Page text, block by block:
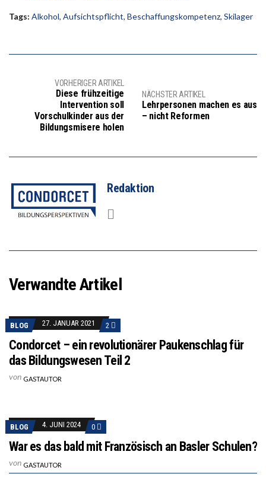
Tags: Alkohol, Aufsichtspflicht, Beschaffungskompetenz, Skilager
VORHERIGER ARTIKEL
Diese frühzeitige
Intervention soll
Vorschulkinder aus der
Bildungsmisere holen
NÄCHSTER ARTIKEL
Lehrpersonen machen es aus
– nicht Reformen
Redaktion
Verwandte Artikel
BLOG 27. JANUAR 2021 2
Condorcet – ein revolutionärer Paukenschlag für
das Bildungswesen Teil 2
von GASTAUTOR
BLOG 4. JUNI 2024 0
War es das bald mit Französisch an Basler Schulen?
von GASTAUTOR